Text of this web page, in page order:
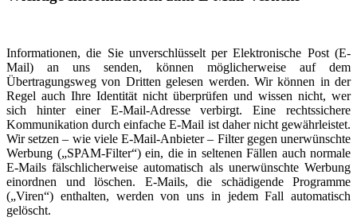
Informationen, die Sie unverschlüsselt per Elektronische Post (E-
Mail) an uns senden, können möglicherweise auf dem
Übertragungsweg von Dritten gelesen werden. Wir können in der
Regel auch Ihre Identität nicht überprüfen und wissen nicht, wer
sich hinter einer E-Mail-Adresse verbirgt. Eine rechtssichere
Kommunikation durch einfache E-Mail ist daher nicht gewährleistet.
Wir setzen – wie viele E-Mail-Anbieter – Filter gegen unerwünschte
Werbung („SPAM-Filter“) ein, die in seltenen Fällen auch normale
E-Mails fälschlicherweise automatisch als unerwünschte Werbung
einordnen und löschen. E-Mails, die schädigende Programme
(„Viren“) enthalten, werden von uns in jedem Fall automatisch
gelöscht.